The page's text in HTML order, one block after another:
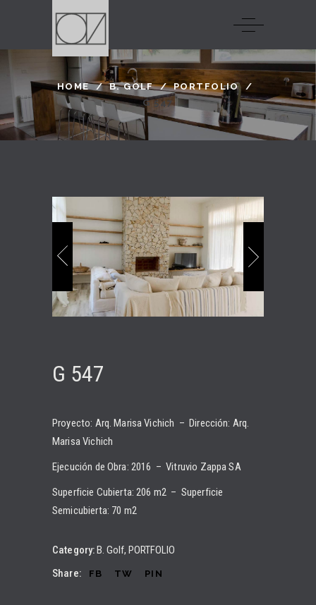
HOME/B. GOLF/PORTFOLIO/
G 547
G 547
Proyecto: Arq. Marisa Vichich – Dirección: Arq.
Marisa Vichich
Ejecución de Obra: 2016 – Vitruvio Zappa SA
Superficie Cubierta: 206 m2 – Superficie
Semicubierta: 70 m2
Category:B. Golf PORTFOLIO
Share:
FB TW PIN